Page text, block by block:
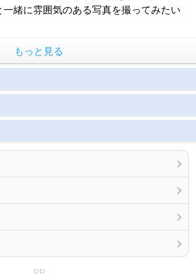
一緒に雰囲気のある写真を撮ってみたい
もっと見る